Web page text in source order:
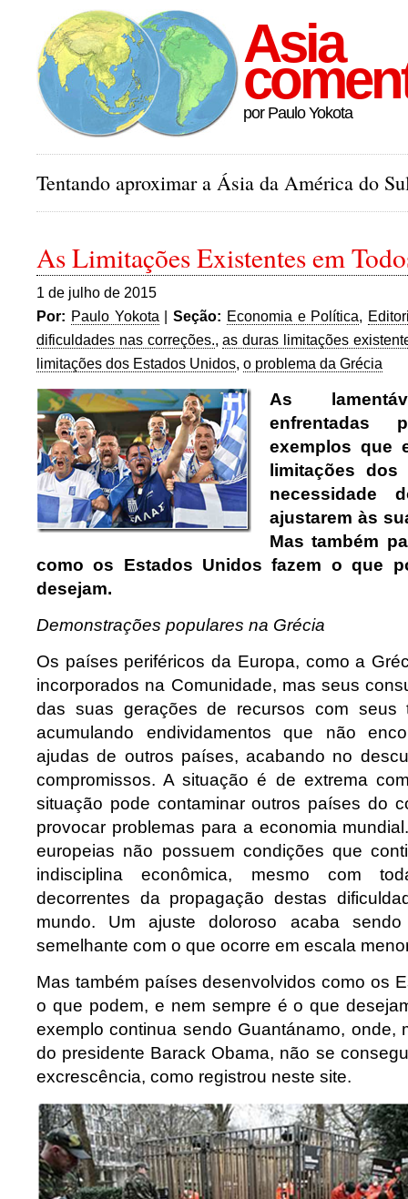
Asia
por Paulo Yokota
Tentando aproximar a Ásia da América do
As Limitações Existentes em
1 de julho de 2015
Por: Paulo Yokota |Seção: Economia e Política,
dificuldades nas correções.,as duras limitações
limitações dos Estados Unidos, o problema da Grécia
As
enfrentadas
exemplos que
limitações
necessidade
ajustarem às
Mas também
como os Estados Unidos fazem o que
desejam.
Demonstrações populares na Grécia
Os países periféricos da Europa, como a
incorporados na Comunidade, mas seus
das suas gerações de recursos com seus
acumulando endividamentos que não
ajudas de outros países, acabando no
compromissos. A situação é de extrema
situação pode contaminar outros países do
provocar problemas para a economia
europeias não possuem condições que
indisciplina econômica, mesmo com
decorrentes da propagação destas
mundo. Um ajuste doloroso acaba sendo
semelhante com o que ocorre em escala
Mas também países desenvolvidos como os
o que podem, e nem sempre é o que
exemplo continua sendo Guantánamo, onde,
do presidente Barack Obama, não se
excrescência, como registrou neste site.